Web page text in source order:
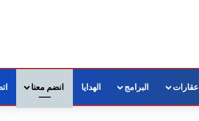
عقارات البرامج الهدايا انضم معنا